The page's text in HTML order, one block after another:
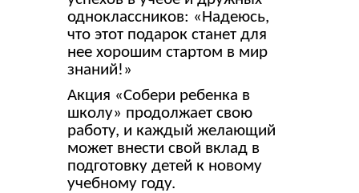
одноклассников: «Надеюсь,
что этот подарок станет для
нее хорошим стартом в мир
знаний!»
Акция «Собери ребенка в
школу» продолжает свою
работу, и каждый желающий
может внести свой вклад в
подготовку детей к новому
учебному году.